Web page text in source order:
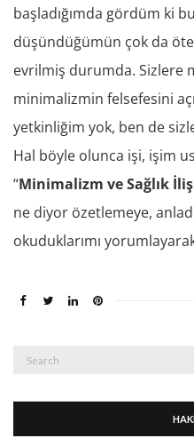
başladığımda gördüm ki
düşündüğümün çok da
evrilmiş durumda. Sizlere
minimalizmin felsefesini
yetkinliğim yok, ben de
Hal böyle olunca işi, işim
“Minimalizm ve Sağlık
ne diyor özetlemeye,
okuduklarımı